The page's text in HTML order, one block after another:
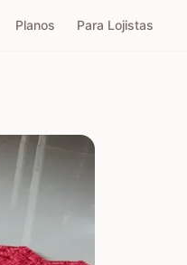
Planos Para Lojistas